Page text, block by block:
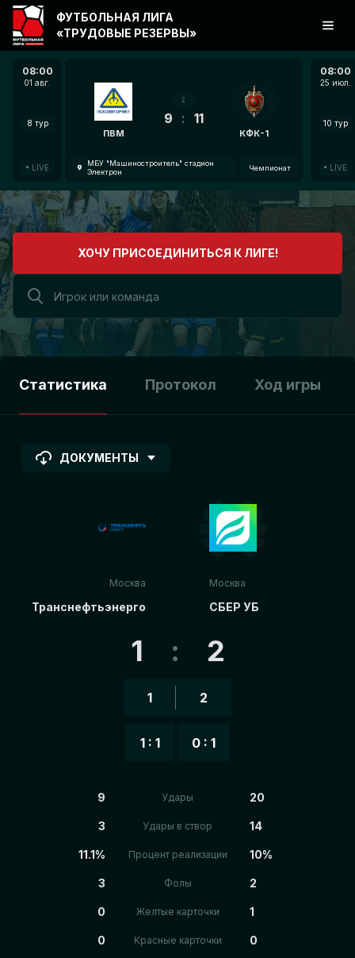
08:00
01 авг.
8 тур
LIVE
ПВМ
2
9 : 11
КФК-1
МБУ "Машиностроитель" стадион
Электрон
Чемпионат
08:00
25 июл.
10 тур
LIVE
ФУТБОЛЬНАЯ ЛИГА
«ТРУДОВЫЕ РЕЗЕРВЫ»
ХОЧУ ПРИСОЕДИНИТЬСЯ К ЛИГЕ!
Статистика Протокол Ход игры
ДОКУМЕНТЫ
Москва
Транснефтьэнерго
1 : 2
1
1 : 1
2
0 : 1
Москва
СБЕР УБ
9 Удары 20
3 Удары в створ 14
11.1% Процент реализации 10%
3 Фолы 2
0 Желтые карточки 1
0 Красные карточки 0